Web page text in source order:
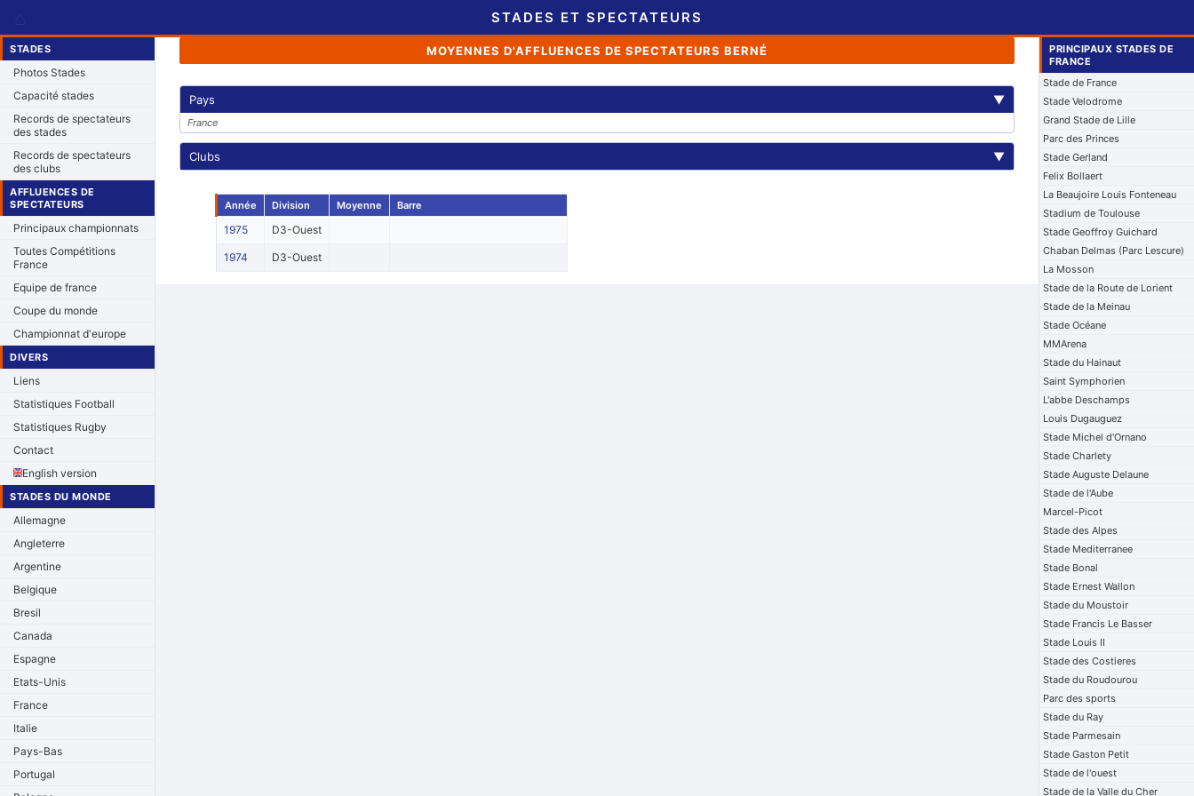
STADES ET SPECTATEURS
STADES
Photos Stades
Capacité stades
Records de spectateurs
des stades
Records de spectateurs
des clubs
AFFLUENCES DE
SPECTATEURS
Principaux championnats
Toutes Compétitions
France
Equipe de france
Coupe du monde
Championnat d'europe
DIVERS
Liens
Statistiques Football
Statistiques Rugby
Contact
English version
STADES DU MONDE
Allemagne
Angleterre
Argentine
Belgique
Bresil
Canada
Espagne
Etats-Unis
France
Italie
Pays-Bas
Portugal
MOYENNES D'AFFLUENCES DE SPECTATEURS BERNÉ
Pays ▼
France
Clubs ▼
Année Division Moyenne Barre
1975 D3-Ouest
1974 D3-Ouest
PRINCIPAUX STADES DE
FRANCE
Stade de France
Stade Velodrome
Grand Stade de Lille
Parc des Princes
Stade Gerland
Felix Bollaert
La Beaujoire Louis Fonteneau
Stadium de Toulouse
Stade Geoffroy Guichard
Chaban Delmas (Parc Lescure)
La Mosson
Stade de la Route de Lorient
Stade de la Meinau
Stade Océane
MMArena
Stade du Hainaut
Saint Symphorien
L'abbe Deschamps
Louis Dugauguez
Stade Michel d'Ornano
Stade Charlety
Stade Auguste Delaune
Stade de l'Aube
Marcel-Picot
Stade des Alpes
Stade Mediterranee
Stade Bonal
Stade Ernest Wallon
Stade du Moustoir
Stade Francis Le Basser
Stade Louis II
Stade des Costieres
Stade du Roudourou
Parc des sports
Stade du Ray
Stade Parmesain
Stade Gaston Petit
Stade de l'ouest
Stade de la Valle du Cher